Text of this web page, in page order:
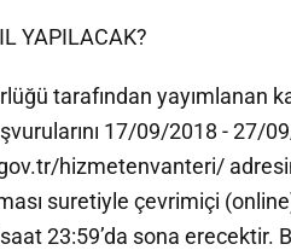
YAPILACAK?
tarafından yayımlanan
17/09/2018 - 27/
hizmetenvanteri/
suretiyle çevrimiçi
23:59’da sona erecektir.